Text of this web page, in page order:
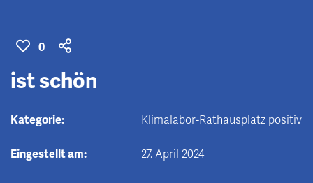
0
ist schön
Kategorie: Klimalabor-Rathausplatz positiv
Eingestellt am: 27. April 2024